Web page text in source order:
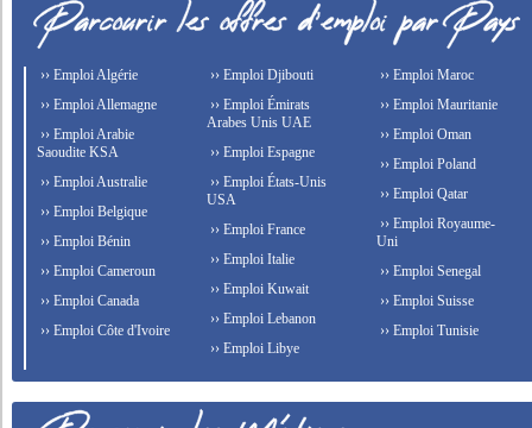
›› Emploi Algérie
›› Emploi Allemagne
›› Emploi Arabie
Saoudite KSA
›› Emploi Australie
›› Emploi Belgique
›› Emploi Bénin
›› Emploi Cameroun
›› Emploi Canada
›› Emploi Côte d'Ivoire
›› Emploi Djibouti
›› Emploi Émirats
Arabes Unis UAE
›› Emploi Espagne
›› Emploi États-Unis
USA
›› Emploi France
›› Emploi Italie
›› Emploi Kuwait
›› Emploi Lebanon
›› Emploi Libye
›› Emploi Maroc
›› Emploi Mauritanie
›› Emploi Oman
›› Emploi Poland
›› Emploi Qatar
›› Emploi Royaume-
Uni
›› Emploi Senegal
›› Emploi Suisse
›› Emploi Tunisie